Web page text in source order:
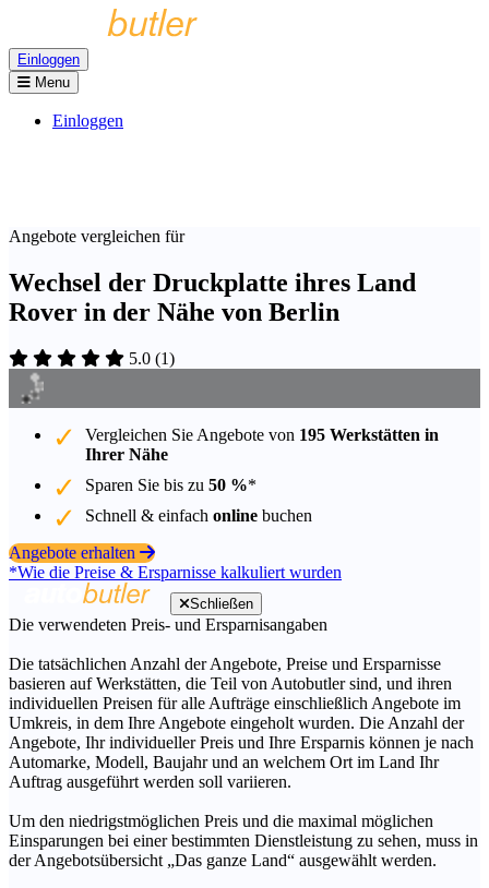
Einloggen
Menu
Einloggen
Angebote vergleichen für
Wechsel der Druckplatte ihres Land
Rover in der Nähe von Berlin
5.0 (1)
Vergleichen Sie Angebote von 195 Werkstätten in
Ihrer Nähe
Sparen Sie bis zu 50 %*
Schnell & einfach online buchen
Angebote erhalten
*Wie die Preise & Ersparnisse kalkuliert wurden
Schließen
Die verwendeten Preis- und Ersparnisangaben
Die tatsächlichen Anzahl der Angebote, Preise und Ersparnisse
basieren auf Werkstätten, die Teil von Autobutler sind, und ihren
individuellen Preisen für alle Aufträge einschließlich Angebote im
Umkreis, in dem Ihre Angebote eingeholt wurden. Die Anzahl der
Angebote, Ihr individueller Preis und Ihre Ersparnis können je nach
Automarke, Modell, Baujahr und an welchem Ort im Land Ihr
Auftrag ausgeführt werden soll variieren.
Um den niedrigstmöglichen Preis und die maximal möglichen
Einsparungen bei einer bestimmten Dienstleistung zu sehen, muss in
der Angebotsübersicht „Das ganze Land“ ausgewählt werden.